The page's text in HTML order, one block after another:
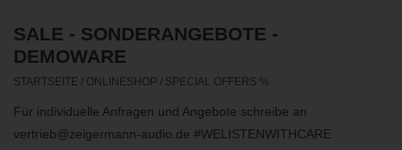
VERTRIEB
SALE - SONDERANGEBOTE -
DEMOWARE
STARTSEITE / ONLINESHOP / SPECIAL OFFERS %
Für individuelle Anfragen und Angebote schreibe an
vertrieb@zeigermann-audio.de #WELISTENWITHCARE